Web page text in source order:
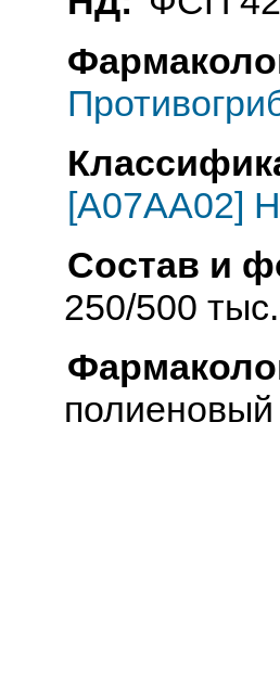
[A07AA02]
Состав и
250/500
полиеновый